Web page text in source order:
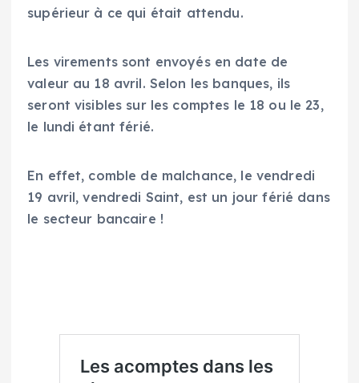
supérieur à ce qui était attendu.
Les virements sont envoyés en date de
valeur au 18 avril. Selon les banques, ils
seront visibles sur les comptes le 18 ou le 23,
le lundi étant férié.
En effet, comble de malchance, le vendredi
19 avril, vendredi Saint, est un jour férié dans
le secteur bancaire !